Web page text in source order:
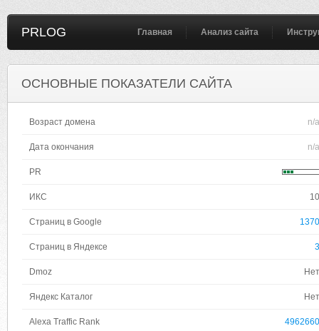
PRLOG Главная Анализ сайта
ОСНОВНЫЕ ПОКАЗАТЕЛИ САЙТА
Возраст домена n/a
Дата окончания n/a
PR
ИКС 10
Страниц в Google 1370
Страниц в Яндексе 3
Dmoz Нет
Яндекс Каталог Нет
Alexa Traffic Rank 4962660